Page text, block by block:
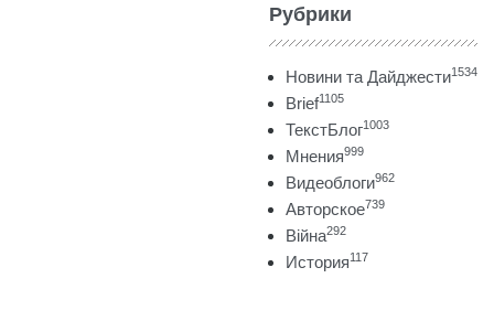
Рубрики
Новини та Дайджести1534
Brief1105
ТекстБлог1003
Мнения999
Видеоблоги962
Авторское739
Війна292
История117